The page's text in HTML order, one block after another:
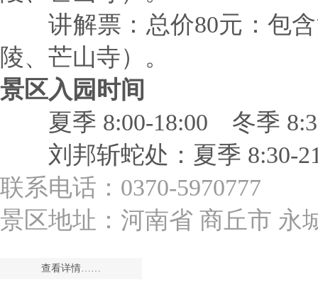
讲解票：总价80元：包含
陵、芒山寺）。
景区入园时间
夏季 8:00-18:00 冬季
刘邦斩蛇处：夏季 8:30-
联系电话：0370-5970777
景区地址：河南省 商丘市 永
查看详情……